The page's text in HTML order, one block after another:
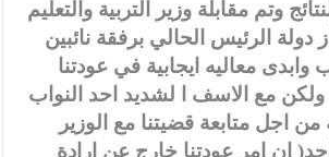
وتم مقابلة وزير التربية والتعليم
دولة الرئيس الحالي برفقة نائبين
معاليه ايجابية في عودتنا
ولكن مع الاسف ا لشديد احد النواب
من اجل متابعة قضيتنا مع الوزير
ان امر عودتنا خارج عن ارادة